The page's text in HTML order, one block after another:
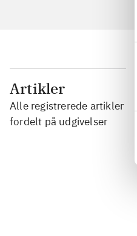
Artikler
Alle registrerede artikler
fordelt på udgivelser